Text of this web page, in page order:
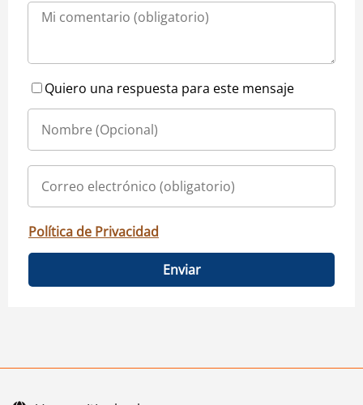
Quiero una respuesta para este mensaje
Política de Privacidad
Enviar